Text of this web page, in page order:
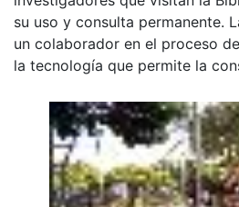
su uso y consulta permanente.
un colaborador en el proceso
la tecnología que permite la